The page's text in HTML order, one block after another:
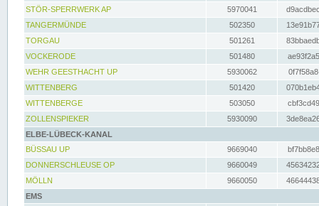
STÖR-SPERRWERK AP 5970041
TANGERMÜNDE
502350
TORGAU
501261
VOCKERODE
501480
WEHR GEESTHACHT UP
5930062
WITTENBERG
501420
WITTENBERGE
503050
ZOLLENSPIEKER
5930090
ELBE-LÜBECK-KANAL
BÜSSAU UP
9669040
DONNERSCHLEUSE OP
9660049
MÖLLN
9660050
EMS